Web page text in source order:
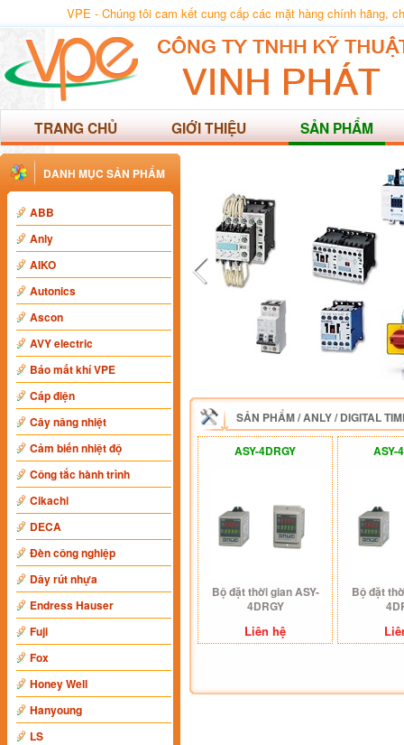
VPE - Chúng tôi cam kết cung cấp các mặt hàng chính hãng,
TRANG CHỦ GIỚI THIỆU SẢN PHẨM
DANH MỤC SẢN PHẨM
ABB
Anly
AIKO
Autonics
Ascon
AVY electric
Báo mất khí VPE
Cáp điện
Cây nâng nhiệt
Cảm biến nhiệt độ
Công tắc hành trình
Cikachi
DECA
Đèn công nghiệp
Dây rút nhựa
Endress Hauser
Fuji
Fox
Honey Well
Hanyoung
LS
SẢN PHẨM/ANLY/DIGITAL
ASY-4DRGY
Bộ đặt thời gian ASY-
4DRGY
Liên hệ
ASY-
Bộ đặt